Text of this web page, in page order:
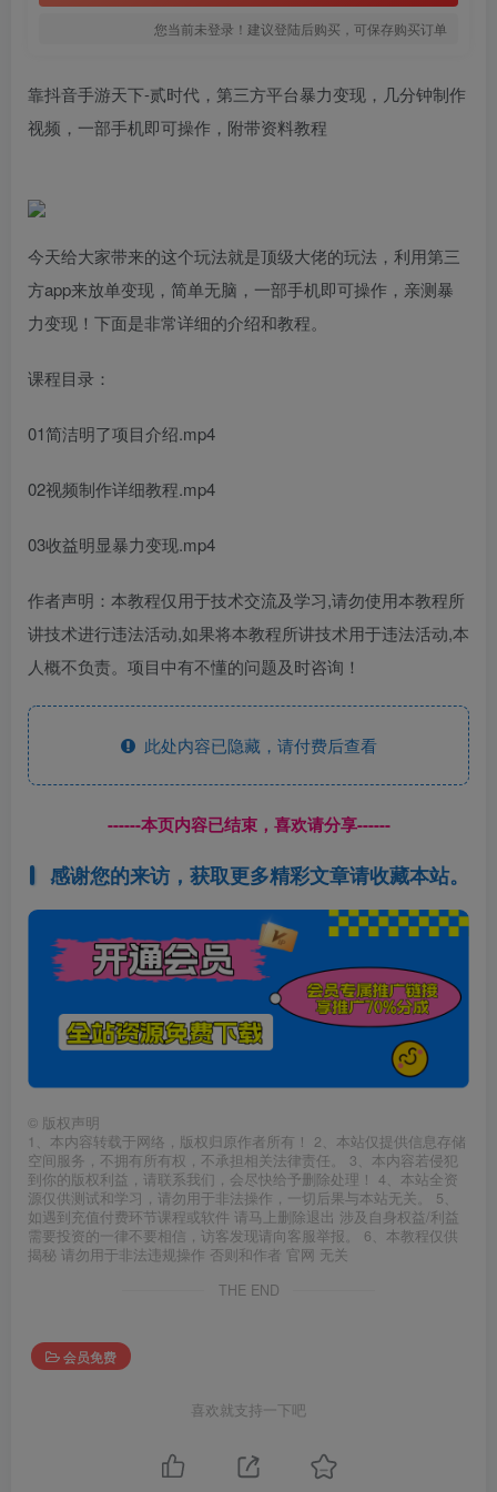
您当前未登录！建议登陆后购买，可保存购买订单
靠抖音手游天下-贰时代，第三方平台暴力变现，几分钟制作
视频，一部手机即可操作，附带资料教程
今天给大家带来的这个玩法就是顶级大佬的玩法，利用第三
方app来放单变现，简单无脑，一部手机即可操作，亲测暴
力变现！下面是非常详细的介绍和教程。
课程目录：
01简洁明了项目介绍.mp4
02视频制作详细教程.mp4
03收益明显暴力变现.mp4
作者声明：本教程仅用于技术交流及学习,请勿使用本教程所
讲技术进行违法活动,如果将本教程所讲技术用于违法活动,本
人概不负责。项目中有不懂的问题及时咨询！
此处内容已隐藏，请付费后查看
------本页内容已结束，喜欢请分享------
感谢您的来访，获取更多精彩文章请收藏本站。
© 版权声明
1、本内容转载于网络，版权归原作者所有！ 2、本站仅提供信息存储
空间服务，不拥有所有权，不承担相关法律责任。 3、本内容若侵犯
到你的版权利益，请联系我们，会尽快给予删除处理！ 4、本站全资
源仅供测试和学习，请勿用于非法操作，一切后果与本站无关。 5、
如遇到充值付费环节课程或软件 请马上删除退出 涉及自身权益/利益
需要投资的一律不要相信，访客发现请向客服举报。 6、本教程仅供
揭秘 请勿用于非法违规操作 否则和作者 官网 无关
THE END
会员免费
喜欢就支持一下吧